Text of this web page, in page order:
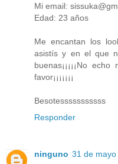
Mi email:
Edad: 23 años
Me encantan los
asistís y en el que
buenas¡¡¡¡¡No
favor¡¡¡¡¡¡¡
Besotesssssssssss
Responder
ninguno 31 de